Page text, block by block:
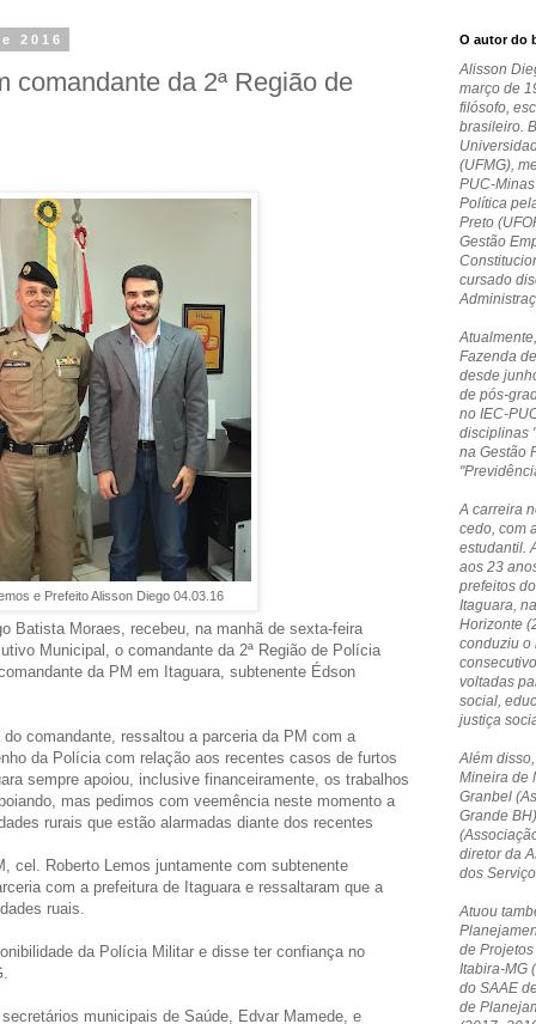
2016
comandante da 2ª Região de
e Prefeito Alisson Diego 04.03.16
Batista Moraes, recebeu, na manhã de sexta-feira
Municipal, o comandante da 2ª Região de Polícia
da PM em Itaguara, subtenente Édson
comandante, ressaltou a parceria da PM com a
da Polícia com relação aos recentes casos de furtos
sempre apoiou, inclusive financeiramente, os trabalhos
mas pedimos com veemência neste momento a
rurais que estão alarmadas diante dos recentes
cel. Roberto Lemos juntamente com subtenente
com a prefeitura de Itaguara e ressaltaram que a
ruais.
da Polícia Militar e disse ter confiança no
municipais de Saúde, Edvar Mamede, e
O autor do
Alisson
março de
filósofo,
brasileiro.
(UFMG),
PUC-
Política
Preto
Gestão
cursado
Fazenda
desde
de pós-
no IEC-
disciplinas
na Gestão
A carreira
cedo, com
estudantil.
aos 23
prefeitos
Itaguara,
Horizonte
conduziu o
voltadas
social,
justiça
Além
Mineira de
Granbel
Grande
diretor da
dos
Atuou
de
Itabira-MG
do SAAE
de